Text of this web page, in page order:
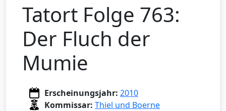
Tatort Folge 763:
Der Fluch der
Mumie
Erscheinungsjahr: 2010
Kommissar: Thiel und Boerne